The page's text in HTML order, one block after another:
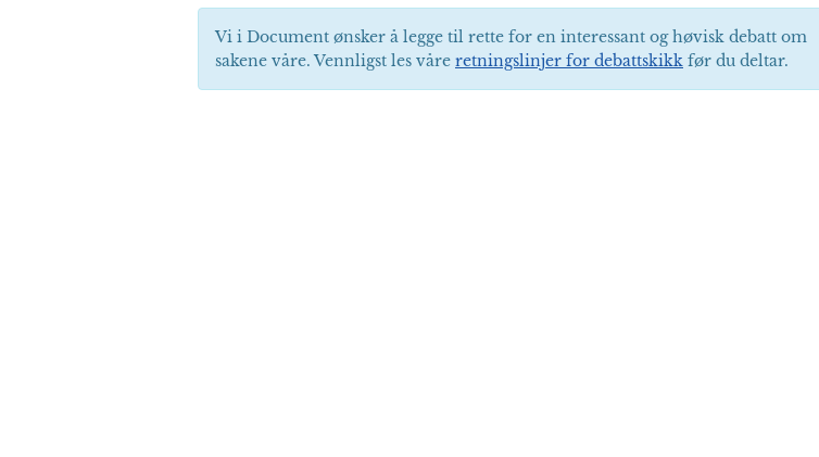
Vi i Document ønsker å legge til rette for en interessant og høvisk debatt om
sakene våre. Vennligst les våre retningslinjer for debattskikk før du deltar.